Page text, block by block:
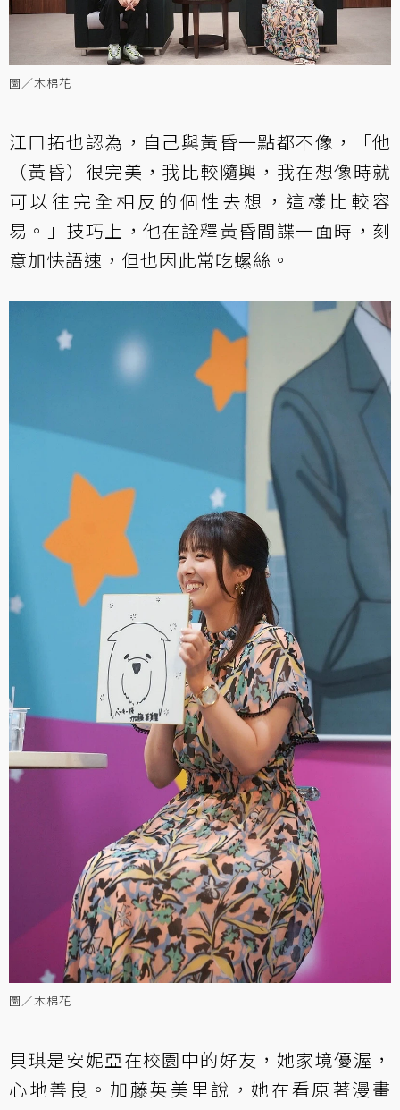
圖／木棉花
江口拓也認為，自己與黃昏一點都不像，「他
（黃昏）很完美，我比較隨興，我在想像時就
可以往完全相反的個性去想，這樣比較容
易。」技巧上，他在詮釋黃昏間諜一面時，刻
意加快語速，但也因此常吃螺絲。
圖／木棉花
貝琪是安妮亞在校園中的好友，她家境優渥，
心地善良。加藤英美里說，她在看原著漫畫